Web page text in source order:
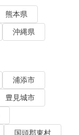
熊本県
沖縄県
浦添市
豊見城市
国頭郡東村